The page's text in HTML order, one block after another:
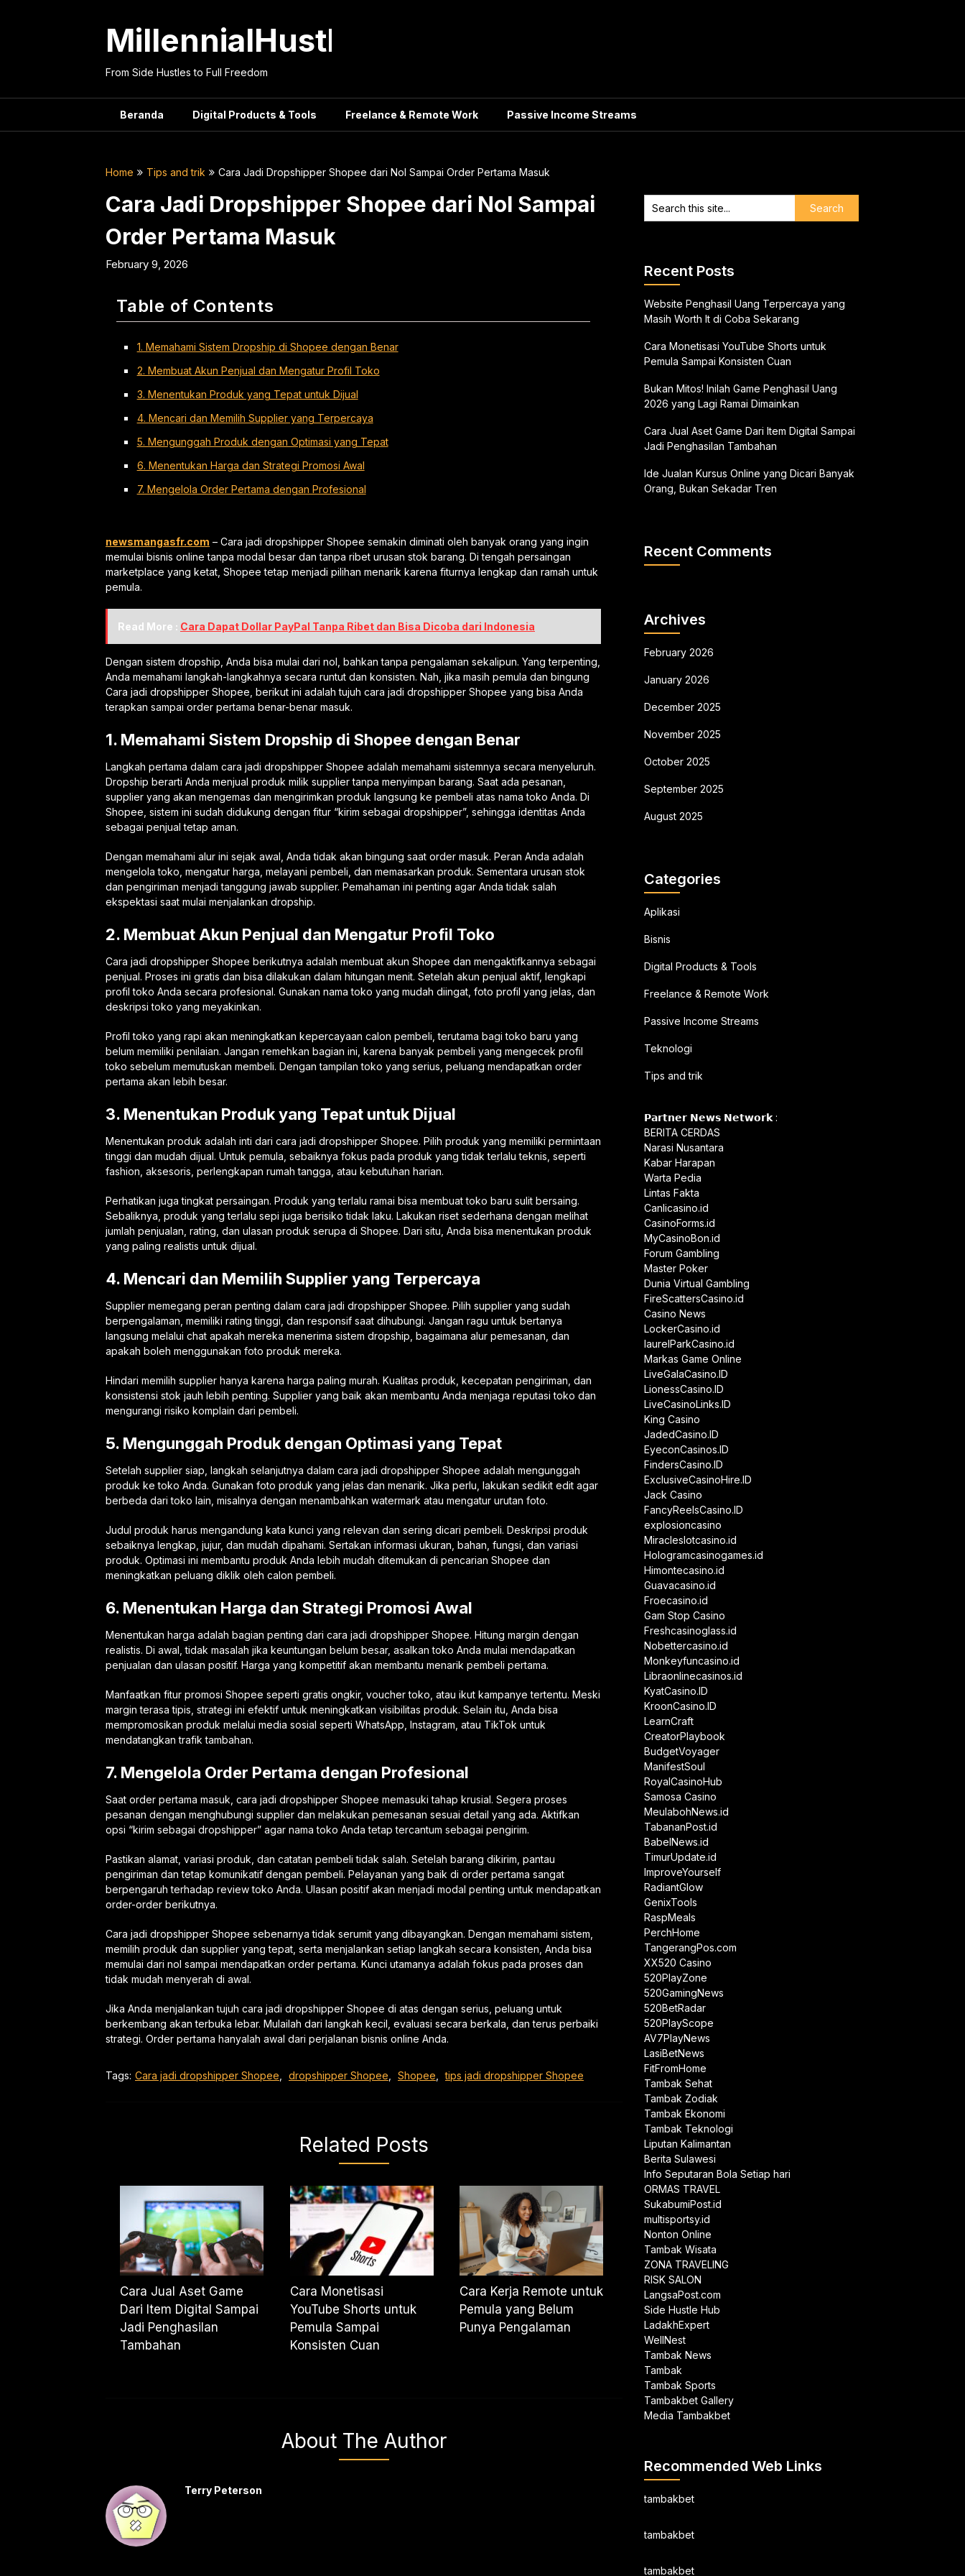
MillennialHustle
From Side Hustles to Full Freedom
Beranda Digital Products & Tools Freelance & Remote Work Passive Income Streams
Home Tips and trik Cara Jadi Dropshipper Shopee dari Nol Sampai Order Pertama Masuk
Cara Jadi Dropshipper Shopee dari Nol Sampai
Order Pertama Masuk
February 9, 2026
Table of Contents
1. Memahami Sistem Dropship di Shopee dengan Benar
2. Membuat Akun Penjual dan Mengatur Profil Toko
3. Menentukan Produk yang Tepat untuk Dijual
4. Mencari dan Memilih Supplier yang Terpercaya
5. Mengunggah Produk dengan Optimasi yang Tepat
6. Menentukan Harga dan Strategi Promosi Awal
7. Mengelola Order Pertama dengan Profesional
newsmangasfr.com – Cara jadi dropshipper Shopee semakin diminati oleh banyak orang yang ingin
memulai bisnis online tanpa modal besar dan tanpa ribet urusan stok barang. Di tengah persaingan
marketplace yang ketat, Shopee tetap menjadi pilihan menarik karena fiturnya lengkap dan ramah untuk
pemula.
Read More : Cara Dapat Dollar PayPal Tanpa Ribet dan Bisa Dicoba dari Indonesia
Dengan sistem dropship, Anda bisa mulai dari nol, bahkan tanpa pengalaman sekalipun. Yang terpenting,
Anda memahami langkah-langkahnya secara runtut dan konsisten. Nah, jika masih pemula dan bingung
Cara jadi dropshipper Shopee, berikut ini adalah tujuh cara jadi dropshipper Shopee yang bisa Anda
terapkan sampai order pertama benar-benar masuk.
1. Memahami Sistem Dropship di Shopee dengan Benar
Langkah pertama dalam cara jadi dropshipper Shopee adalah memahami sistemnya secara menyeluruh.
Dropship berarti Anda menjual produk milik supplier tanpa menyimpan barang. Saat ada pesanan,
supplier yang akan mengemas dan mengirimkan produk langsung ke pembeli atas nama toko Anda. Di
Shopee, sistem ini sudah didukung dengan fitur “kirim sebagai dropshipper”, sehingga identitas Anda
sebagai penjual tetap aman.
Dengan memahami alur ini sejak awal, Anda tidak akan bingung saat order masuk. Peran Anda adalah
mengelola toko, mengatur harga, melayani pembeli, dan memasarkan produk. Sementara urusan stok
dan pengiriman menjadi tanggung jawab supplier. Pemahaman ini penting agar Anda tidak salah
ekspektasi saat mulai menjalankan dropship.
2. Membuat Akun Penjual dan Mengatur Profil Toko
Cara jadi dropshipper Shopee berikutnya adalah membuat akun Shopee dan mengaktifkannya sebagai
penjual. Proses ini gratis dan bisa dilakukan dalam hitungan menit. Setelah akun penjual aktif, lengkapi
profil toko Anda secara profesional. Gunakan nama toko yang mudah diingat, foto profil yang jelas, dan
deskripsi toko yang meyakinkan.
Profil toko yang rapi akan meningkatkan kepercayaan calon pembeli, terutama bagi toko baru yang
belum memiliki penilaian. Jangan remehkan bagian ini, karena banyak pembeli yang mengecek profil
toko sebelum memutuskan membeli. Dengan tampilan toko yang serius, peluang mendapatkan order
pertama akan lebih besar.
3. Menentukan Produk yang Tepat untuk Dijual
Menentukan produk adalah inti dari cara jadi dropshipper Shopee. Pilih produk yang memiliki permintaan
tinggi dan mudah dijual. Untuk pemula, sebaiknya fokus pada produk yang tidak terlalu teknis, seperti
fashion, aksesoris, perlengkapan rumah tangga, atau kebutuhan harian.
Perhatikan juga tingkat persaingan. Produk yang terlalu ramai bisa membuat toko baru sulit bersaing.
Sebaliknya, produk yang terlalu sepi juga berisiko tidak laku. Lakukan riset sederhana dengan melihat
jumlah penjualan, rating, dan ulasan produk serupa di Shopee. Dari situ, Anda bisa menentukan produk
yang paling realistis untuk dijual.
4. Mencari dan Memilih Supplier yang Terpercaya
Supplier memegang peran penting dalam cara jadi dropshipper Shopee. Pilih supplier yang sudah
berpengalaman, memiliki rating tinggi, dan responsif saat dihubungi. Jangan ragu untuk bertanya
langsung melalui chat apakah mereka menerima sistem dropship, bagaimana alur pemesanan, dan
apakah boleh menggunakan foto produk mereka.
Hindari memilih supplier hanya karena harga paling murah. Kualitas produk, kecepatan pengiriman, dan
konsistensi stok jauh lebih penting. Supplier yang baik akan membantu Anda menjaga reputasi toko dan
mengurangi risiko komplain dari pembeli.
5. Mengunggah Produk dengan Optimasi yang Tepat
Setelah supplier siap, langkah selanjutnya dalam cara jadi dropshipper Shopee adalah mengunggah
produk ke toko Anda. Gunakan foto produk yang jelas dan menarik. Jika perlu, lakukan sedikit edit agar
berbeda dari toko lain, misalnya dengan menambahkan watermark atau mengatur urutan foto.
Judul produk harus mengandung kata kunci yang relevan dan sering dicari pembeli. Deskripsi produk
sebaiknya lengkap, jujur, dan mudah dipahami. Sertakan informasi ukuran, bahan, fungsi, dan variasi
produk. Optimasi ini membantu produk Anda lebih mudah ditemukan di pencarian Shopee dan
meningkatkan peluang diklik oleh calon pembeli.
6. Menentukan Harga dan Strategi Promosi Awal
Menentukan harga adalah bagian penting dari cara jadi dropshipper Shopee. Hitung margin dengan
realistis. Di awal, tidak masalah jika keuntungan belum besar, asalkan toko Anda mulai mendapatkan
penjualan dan ulasan positif. Harga yang kompetitif akan membantu menarik pembeli pertama.
Manfaatkan fitur promosi Shopee seperti gratis ongkir, voucher toko, atau ikut kampanye tertentu. Meski
margin terasa tipis, strategi ini efektif untuk meningkatkan visibilitas produk. Selain itu, Anda bisa
mempromosikan produk melalui media sosial seperti WhatsApp, Instagram, atau TikTok untuk
mendatangkan trafik tambahan.
7. Mengelola Order Pertama dengan Profesional
Saat order pertama masuk, cara jadi dropshipper Shopee memasuki tahap krusial. Segera proses
pesanan dengan menghubungi supplier dan melakukan pemesanan sesuai detail yang ada. Aktifkan
opsi “kirim sebagai dropshipper” agar nama toko Anda tetap tercantum sebagai pengirim.
Pastikan alamat, variasi produk, dan catatan pembeli tidak salah. Setelah barang dikirim, pantau
pengiriman dan tetap komunikatif dengan pembeli. Pelayanan yang baik di order pertama sangat
berpengaruh terhadap review toko Anda. Ulasan positif akan menjadi modal penting untuk mendapatkan
order-order berikutnya.
Cara jadi dropshipper Shopee sebenarnya tidak serumit yang dibayangkan. Dengan memahami sistem,
memilih produk dan supplier yang tepat, serta menjalankan setiap langkah secara konsisten, Anda bisa
memulai dari nol sampai mendapatkan order pertama. Kunci utamanya adalah fokus pada proses dan
tidak mudah menyerah di awal.
Jika Anda menjalankan tujuh cara jadi dropshipper Shopee di atas dengan serius, peluang untuk
berkembang akan terbuka lebar. Mulailah dari langkah kecil, evaluasi secara berkala, dan terus perbaiki
strategi. Order pertama hanyalah awal dari perjalanan bisnis online Anda.
Tags: Cara jadi dropshipper Shopee dropshipper Shopee Shopee tips jadi dropshipper Shopee
Related Posts
Cara Jual Aset Game
Dari Item Digital Sampai
Jadi Penghasilan
Tambahan
Cara Monetisasi
YouTube Shorts untuk
Pemula Sampai
Konsisten Cuan
Cara Kerja Remote untuk
Pemula yang Belum
Punya Pengalaman
About The Author
Terry Peterson
Recent Posts
Website Penghasil Uang Terpercaya yang
Masih Worth It di Coba Sekarang
Cara Monetisasi YouTube Shorts untuk
Pemula Sampai Konsisten Cuan
Bukan Mitos! Inilah Game Penghasil Uang
2026 yang Lagi Ramai Dimainkan
Cara Jual Aset Game Dari Item Digital Sampai
Jadi Penghasilan Tambahan
Ide Jualan Kursus Online yang Dicari Banyak
Orang, Bukan Sekadar Tren
Recent Comments
Archives
February 2026
January 2026
December 2025
November 2025
October 2025
September 2025
August 2025
Categories
Aplikasi
Bisnis
Digital Products & Tools
Freelance & Remote Work
Passive Income Streams
Teknologi
Tips and trik
𝗣𝗮𝗿𝘁𝗻𝗲𝗿 𝗡𝗲𝘄𝘀 𝗡𝗲𝘁𝘄𝗼𝗿𝗸 :
BERITA CERDAS
Narasi Nusantara
Kabar Harapan
Warta Pedia
Lintas Fakta
Canlicasino.id
CasinoForms.id
MyCasinoBon.id
Forum Gambling
Master Poker
Dunia Virtual Gambling
FireScattersCasino.id
Casino News
LockerCasino.id
laurelParkCasino.id
Markas Game Online
LiveGalaCasino.ID
LionessCasino.ID
LiveCasinoLinks.ID
King Casino
JadedCasino.ID
EyeconCasinos.ID
FindersCasino.ID
ExclusiveCasinoHire.ID
Jack Casino
FancyReelsCasino.ID
explosioncasino
Miracleslotcasino.id
Hologramcasinogames.id
Himontecasino.id
Guavacasino.id
Froecasino.id
Gam Stop Casino
Freshcasinoglass.id
Nobettercasino.id
Monkeyfuncasino.id
Libraonlinecasinos.id
KyatCasino.ID
KroonCasino.ID
LearnCraft
CreatorPlaybook
BudgetVoyager
ManifestSoul
RoyalCasinoHub
Samosa Casino
MeulabohNews.id
TabananPost.id
BabelNews.id
TimurUpdate.id
ImproveYourself
RadiantGlow
GenixTools
RaspMeals
PerchHome
TangerangPos.com
XX520 Casino
520PlayZone
520GamingNews
520BetRadar
520PlayScope
AV7PlayNews
LasiBetNews
FitFromHome
Tambak Sehat
Tambak Zodiak
Tambak Ekonomi
Tambak Teknologi
Liputan Kalimantan
Berita Sulawesi
Info Seputaran Bola Setiap hari
ORMAS TRAVEL
SukabumiPost.id
multisportsy.id
Nonton Online
Tambak Wisata
ZONA TRAVELING
RISK SALON
LangsaPost.com
Side Hustle Hub
LadakhExpert
WellNest
Tambak News
Tambak
Tambak Sports
Tambakbet Gallery
Media Tambakbet
Recommended Web Links
tambakbet
tambakbet
tambakbet